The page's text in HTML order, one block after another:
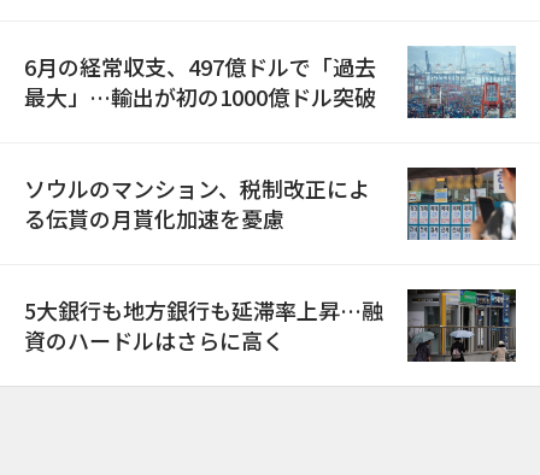
6月の経常収支、497億ドルで「過去
最大」…輸出が初の1000億ドル突破
ソウルのマンション、税制改正によ
る伝貰の月貰化加速を憂慮
5大銀行も地方銀行も延滞率上昇…融
資のハードルはさらに高く